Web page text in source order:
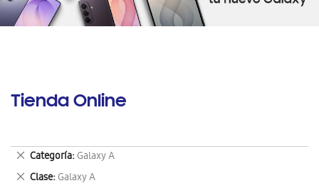
Tienda Online
Categoría Galaxy A
Eliminar
este
artículo
Clase Galaxy A
Eliminar